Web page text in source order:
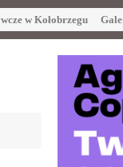
w Kołobrzegu